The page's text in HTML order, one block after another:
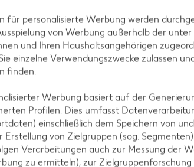
für personalisierte Werbung werden
von Werbung außerhalb der
und Ihren Haushaltsangehörigen
einzelne Verwendungszwecke zulassen
finden.
Werbung basiert auf der
Profilen. Dies umfasst
einschließlich dem Speichern von
Erstellung von Zielgruppen (sog.
Verarbeitungen auch zur Messung der
zu ermitteln), zur